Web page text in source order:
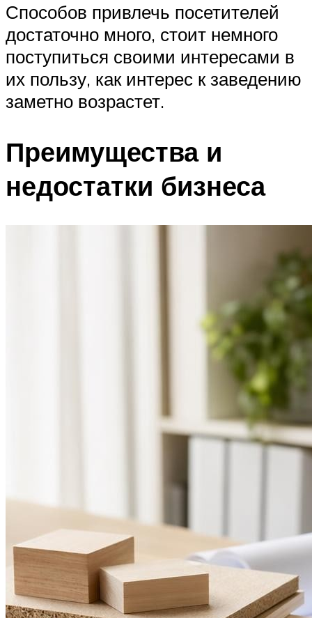
Способов привлечь посетителей
достаточно много, стоит немного
поступиться своими интересами в
их пользу, как интерес к заведению
заметно возрастет.
Преимущества и
недостатки бизнеса